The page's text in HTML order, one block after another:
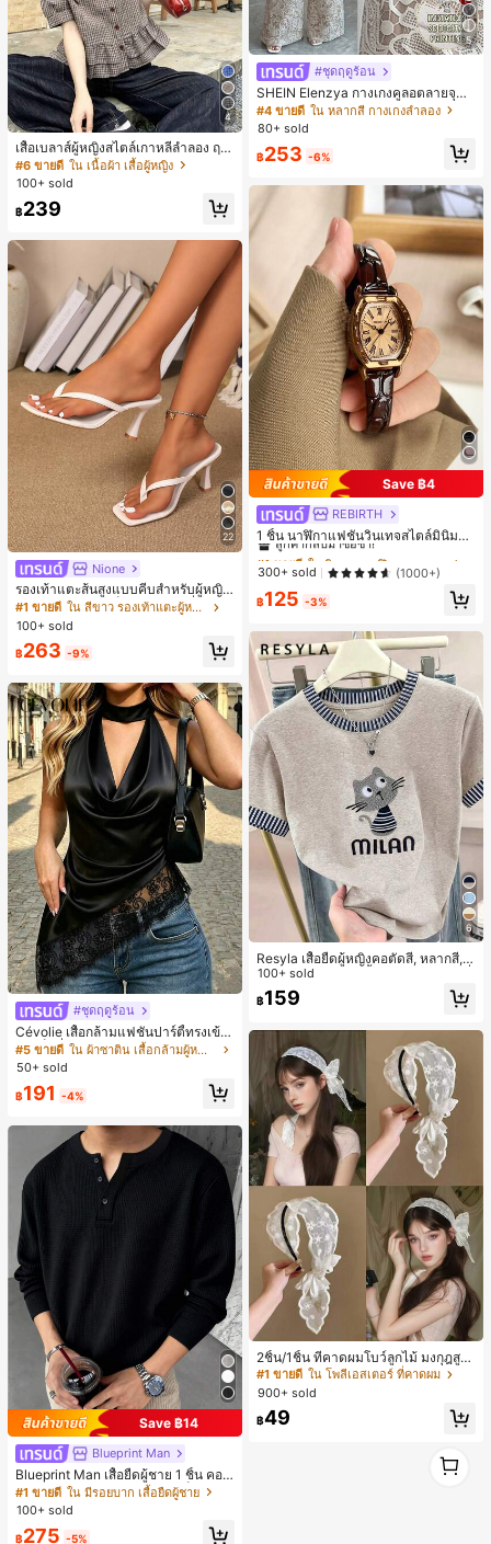
4
เสื้อเบลาส์ผู้หญิงสไตล์เกาหลีลำลอง ฤดู
ใบไม้ผลิ/ฤดูร้อนใหม่ ชายระบาย ชิคแล
ะหรูหรา
#6 ขายดี ใน เนื้อผ้า เสื้อผู้หญิง
100+ sold
฿239
22
Nione
รองเท้าแตะส้นสูงแบบคีบสำหรับผู้หญิง
สไตล์คลาสสิก สีบล็อก สไตล์แฟรี่ฤดูร้อ
น ส้นเข็ม รองเท้าแตะแบบคีบ รองเท้าแ
ตะชายหาดแฟชั่นสายไขว้ รองเท้าผู้ห
ญิง สำหรับออฟฟิศ บ้าน กลางแจ้ง ดีไซ
น์หัวเหลี่ยม ชิคและหรูหรา สำหรับเดทไ
นท์
#1 ขายดี
ใน สีขาว รองเท้าแตะผู้หญิง
100+ sold
฿263 -9%
#ชุดฤดูร้อน
Cévolie เสื้อกล้ามแฟชั่นปาร์ตี้ทรงเข้า
รูป เซ็กซี่ คอเดรป คอคาวล์ จับย่น แต่ง
ลูกไม้ ดีไซน์ต่อผ้า เปิดหลัง แขนกุด
#5 ขายดี
ใน ผ้าซาติน เสื้อกล้ามผู้หญิง & Camis
50+ sold
฿191 -4%
Save ฿14
Blueprint Man
Blueprint Man เสื้อยืดผู้ชาย 1 ชิ้น คอเ
ฮนลีย์ ผ้าถักลายวาฟเฟิล คอวีเล็ก ทรงห
ลวม บาง ระบายอากาศได้ดี ใส่สบาย มี
ส์ใหญ่กว่าปกติ กรุณาเลือกไซส์เล็กลงเพื่
#1 ขายดี ใน มีรอยบาก เสื้อยืดผู้ชาย
100+ sold
฿275 -5%
5
#ชุดฤดูร้อน
SHEIN Elenzya กางเกงคูลอตลายจุดเ
อวสูงแบบใหม่สำหรับฤดูใบไม้ผลิ/ฤดูร้อ
น, สไตล์หรูหราเหมาะสำหรับใส่ในชีวิต
ทจสำหรับฤดูรับปริญญา, เทศกาลดนตร
#4 ขายดี ใน หลากสี กางเกงลำลอง
80+ sold
฿253 -6%
Save ฿4
REBIRTH
1 ชิ้น นาฬิกาแฟชั่นวินเทจสไตล์มินิมอล
เลขโรมันสำหรับผู้หญิง เหมาะสำหรับก
ารตกแต่งประจำวัน
#1 ขายดี
ลูกค้ากลับมาซื้อซ้ำ!
#1 ขายดี
ลูกค้ากลับมาซื้อซ้ำ!
#1 ขายดี
ลูกค้ากลับมาซื้อซ้ำ!
#1 ขายดี
ลูกค้ากลับมาซื้อซ้ำ!
300+ sold (1000+)
฿125 -3%
6
Resyla เสื้อยืดผู้หญิงคอตัดสี, หลากสี, ล
ายพิมพ์แมวน่ารัก, เสื้อสำหรับออกไปเที่
ยวฤดูร้อน, ดีไซน์กราฟิก, ความรู้สึกพรีเ
มียม, ลำลองอเนกประสงค์, สวมใส่ประ
เสื้อผ้ากลางแจ้ง
100+ sold
฿159
2ชิ้น/1ชิ้น ที่คาดผมโบว์ลูกไม้ มงกุฎสูง
แถบกว้าง สีดำ สีขาว สำหรับใส่ประจำ
วัน กิ๊บติดผม ยางรัดผม (ลายปักดอกไม้
จัดวางแบบสุ่ม)
#1 ขายดี ใน โพลีเอสเตอร์ ที่คาดผม
900+ sold
฿49